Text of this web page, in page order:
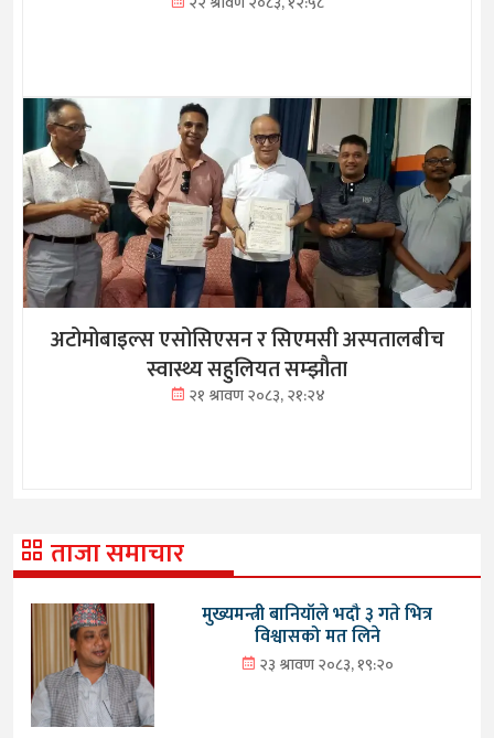
अटोमोबाइल्स एसोसिएसन र सिएमसी अस्पतालबीच
स्वास्थ्य सहुलियत सम्झौता
२१ श्रावण २०८३, २१:२४
ताजा समाचार
मुख्यमन्त्री बानियाँले भदौ ३ गते भित्र
विश्वासको मत लिने
२३ श्रावण २०८३, १९:२०